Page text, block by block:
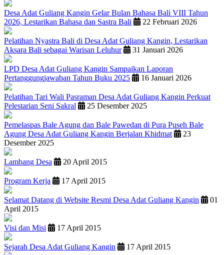
Desa Adat Guliang Kangin Gelar Bulan Bahasa Bali VIII Tahun
2026, Lestarikan Bahasa dan Sastra Bali
22 Februari 2026
Pelatihan Nyastra Bali di Desa Adat Guliang Kangin, Lestarikan
Aksara Bali sebagai Warisan Leluhur
31 Januari 2026
LPD Desa Adat Guliang Kangin Sampaikan Laporan
Pertanggungjawaban Tahun Buku 2025
16 Januari 2026
Pelatihan Tari Wali Pasraman Desa Adat Guliang Kangin Perkuat
Pelestarian Seni Sakral
25 Desember 2025
Pemelaspas Bale Agung dan Bale Pawedan di Pura Puseh Bale
Agung Desa Adat Guliang Kangin Berjalan Khidmat
23
Desember 2025
Lambang Desa 20 April 2015
Program Kerja 17 April 2015
Selamat Datang di Website Resmi Desa Adat Guliang Kangin
01
April 2015
Visi dan Misi 17 April 2015
Sejarah Desa Adat Guliang Kangin 17 April 2015